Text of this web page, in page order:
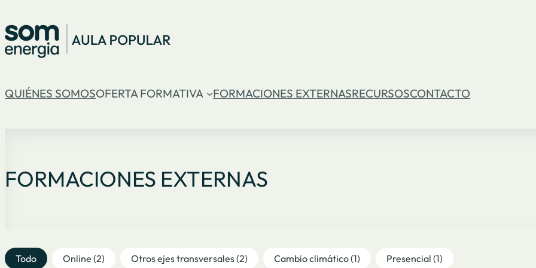
QUIÉNES SOMOSOFERTA FORMATIVA FORMACIONES EXTERNASRECURSOSCONTACTO
FORMACIONES EXTERNAS
Filtre formacions externes
Todo Online (2) Otros ejes transversales(2) Cambio climático(1) Presencial (1)